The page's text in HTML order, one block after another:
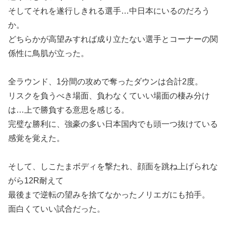
そしてそれを遂行しきれる選手…中日本にいるのだろう
か。
どちらかが高望みすれば成り立たない選手とコーナーの関
係性に鳥肌が立った。
全ラウンド、1分間の攻めで奪ったダウンは合計2度。
リスクを負うべき場面、負わなくていい場面の棲み分け
は…上で勝負する意思を感じる。
完璧な勝利に、強豪の多い日本国内でも頭一つ抜けている
感覚を覚えた。
そして、しこたまボディを撃たれ、顔面を跳ね上げられな
がら12R耐えて
最後まで逆転の望みを捨てなかったノリエガにも拍手。
面白くていい試合だった。